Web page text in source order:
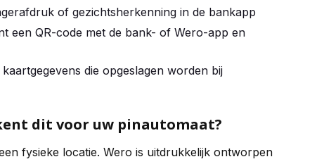
of gezichtsherkenning in de bankapp
een QR-code met de bank- of Wero-app en
kaartgegevens die opgeslagen worden bij
dit voor uw pinautomaat?
fysieke locatie. Wero is uitdrukkelijk ontworpen